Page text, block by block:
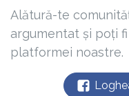
Alătură-te
argumentat și poți
platformei noastre.